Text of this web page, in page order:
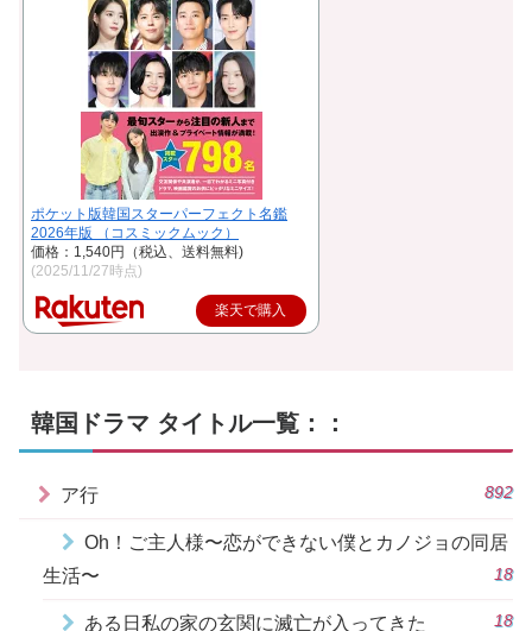
ポケット版韓国スターパーフェクト名鑑
2026年版 （コスミックムック）
価格：1,540円（税込、送料無料)
(2025/11/27時点)
楽天で購入
韓国ドラマ タイトル一覧：：
ア行 892
Oh！ご主人様〜恋ができない僕とカノジョの同居
生活〜
18
ある日私の家の玄関に滅亡が入ってきた 18